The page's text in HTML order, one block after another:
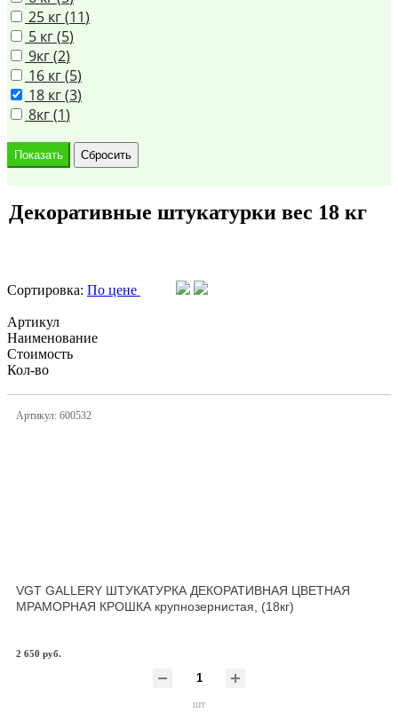
25 кг (11)
5 кг (5)
9кг (2)
16 кг (5)
18 кг (3)
8кг (1)
Декоративные штукатурки вес 18 кг
Сортировка: По цене
Артикул
Наименование
Стоимость
Кол-во
Артикул: 600532
VGT GALLERY ШТУКАТУРКА ДЕКОРАТИВНАЯ ЦВЕТНАЯ
МРАМОРНАЯ КРОШКА крупнозернистая, (18кг)
2 650 руб.
шт